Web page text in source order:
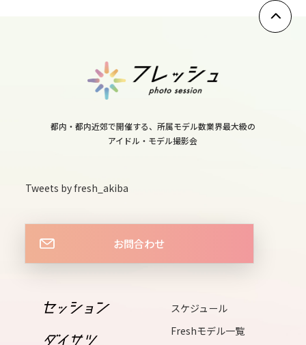
12
13
14
15
sun
都内・都内近郊で開催する、所属モデル数業界最大級の
アイドル・モデル撮影会
Tweets by fresh_akiba
お問合わせ
スケジュール
Freshモデル一覧